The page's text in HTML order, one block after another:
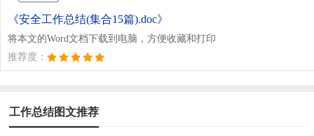
《安全工作总结(集合15篇).doc》
将本文的Word文档下载到电脑，方便收藏和打印
推荐度：
工作总结图文推荐